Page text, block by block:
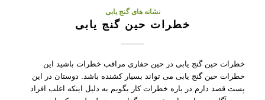
نشانه های گنج یابی
خطرات حین گنج یابی
خطرات حین گنج یابی در حین حفاری مراقب خطرات باشید این
خطرات حین گنج یابی می تواند بسیار کشنده باشد. دوستان در این
پست قصد دارم در باره خطرات کار بگویم به دلیل اینکه اغلب افراد